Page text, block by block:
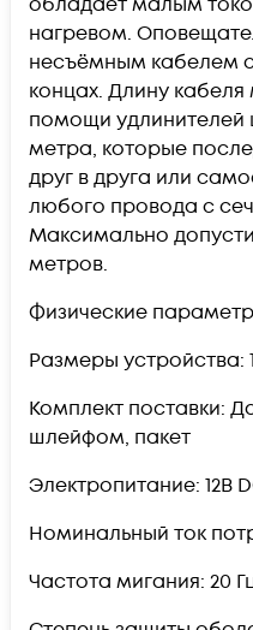
нагревом.
несъёмным кабелем
концах. Длину
помощи удлинителей
метра, которые
друг в друга или
любого провода с
Максимально
метров.
Физические
Размеры устройства:
Комплект поставки:
шлейфом, пакет
Электропитание: 12В
Номинальный ток
Частота мигания: 20